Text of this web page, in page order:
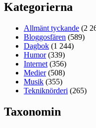
Kategorierna
Allmänt tyckande (2
Bloggosfären (589)
Dagbok (1 244)
Humor(339)
Internet (356)
Medier(508)
Musik (355)
Tekniknörderi (265)
Taxonomin